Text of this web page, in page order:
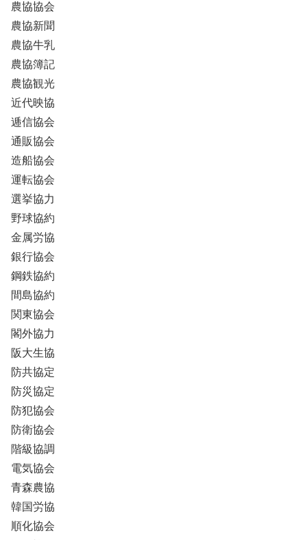
農協協会
農協新聞
農協牛乳
農協簿記
農協観光
近代映協
逓信協会
通販協会
造船協会
運転協会
選挙協力
野球協約
金属労協
銀行協会
鋼鉄協約
間島協約
関東協会
閣外協力
阪大生協
防共協定
防災協定
防犯協会
防衛協会
階級協調
電気協会
青森農協
韓国労協
順化協会